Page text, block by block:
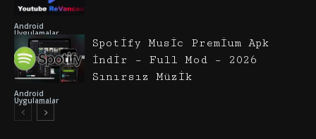
Android
Uygulamalar
Android
Uygulamalar
Spotify Music Premium Apk
İndir – Full Mod – 2026
Sınırsız Müzik